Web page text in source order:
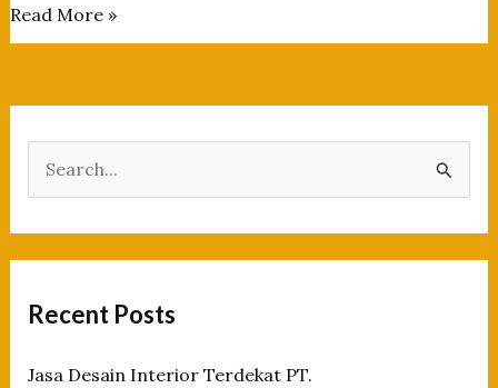
Cara
Menghitung
100%
Read More »
e
a
r
c
f
Recent Posts
Jasa Desain Interior Terdekat PT.